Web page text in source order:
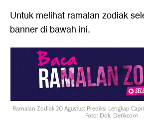
Untuk melihat ramalan zodiak
banner di bawah ini.
Ramalan Zodiak 20 Agustus: Prediksi Lengkap
Foto: Dok. Detikcom